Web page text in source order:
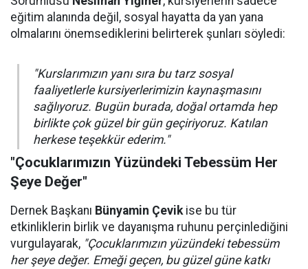
eğitim alanında değil, sosyal hayatta da yan yana
olmalarını önemsediklerini belirterek şunları söyledi:
"Kurslarımızın yanı sıra bu tarz sosyal
faaliyetlerle kursiyerlerimizin kaynaşmasını
sağlıyoruz. Bugün burada, doğal ortamda hep
birlikte çok güzel bir gün geçiriyoruz. Katılan
herkese teşekkür ederim."
"Çocuklarımızın Yüzündeki Tebessüm Her
Şeye Değer"
Dernek Başkanı Bünyamin Çevikise bu tür
etkinliklerin birlik ve dayanışma ruhunu perçinlediğini
vurgulayarak, "Çocuklarımızın yüzündeki tebessüm
her şeye değer. Emeği geçen, bu güzel güne katkı